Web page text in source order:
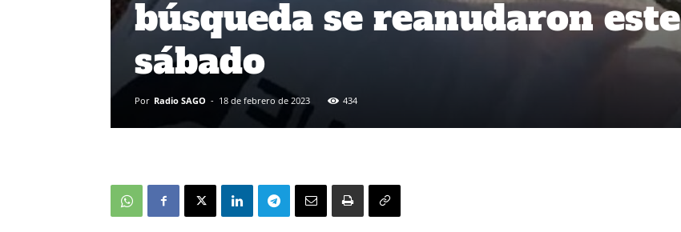
búsqueda se reanudaron este
sábado
Por Radio SAGO - 18 de febrero de 2023 434